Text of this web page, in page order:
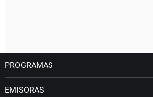
PROGRAMAS
EMISORAS